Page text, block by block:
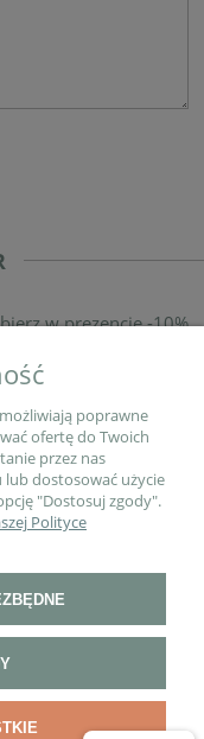
w prezencie -10%
poprawne
ofertę do Twoich
przez nas
dostosować użycie
"Dostosuj zgody".
Polityce